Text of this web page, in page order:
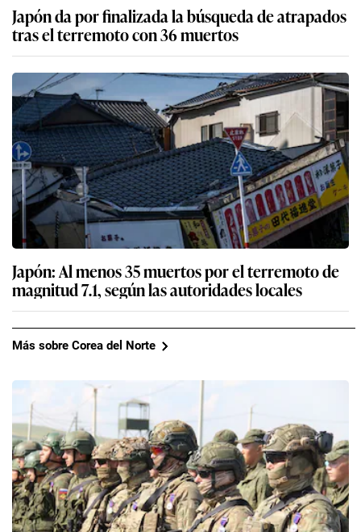
Japón da por finalizada la búsqueda de atrapados
tras el terremoto con 36 muertos
Japón: Al menos 35 muertos por el terremoto de
magnitud 7.1, según las autoridades locales
Más sobre Corea del Norte